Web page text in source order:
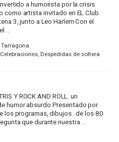
a humorista por la crisis.
como artista invitado en EL Club
3, junto a Leo Harlem Con el
...
Despedidas de soltera
Y ROCK AND ROLL. un
humor absurdo Presentado por
los programas, dibujos...de los 80
que durante nuestra ...